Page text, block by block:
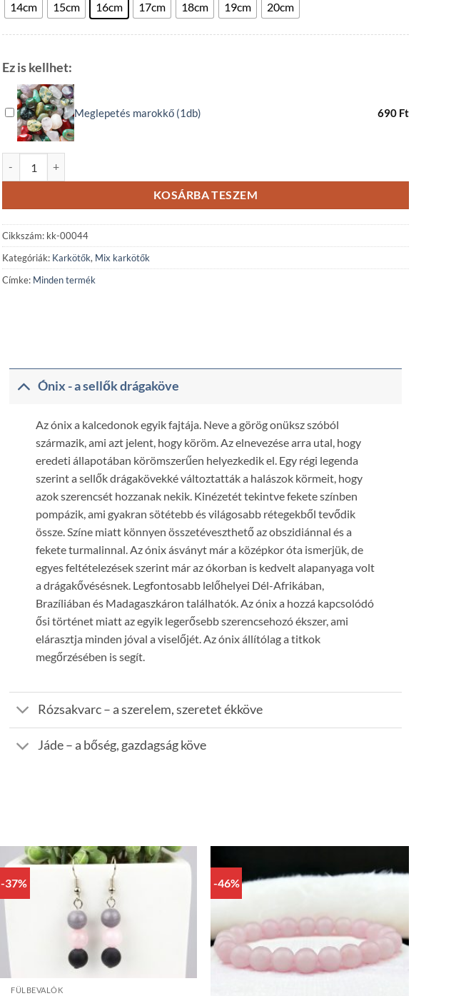
14cm 15cm 16cm 17cm 18cm 19cm 20cm
Ez is kellhet:
Meglepetés marokkő (1db) 690 Ft
KOSÁRBA TESZEM
Cikkszám: kk-00044
Kategóriák: Karkötők, Mix karkötők
Címke: Minden termék
Ónix - a sellők drágaköve
Az ónix a kalcedonok egyik fajtája. Neve a görög onüksz szóból
származik, ami azt jelent, hogy köröm. Az elnevezése arra utal, hogy
eredeti állapotában körömszerűen helyezkedik el. Egy régi legenda
szerint a sellők drágakövekké változtatták a halászok körmeit, hogy
azok szerencsét hozzanak nekik. Kinézetét tekintve fekete színben
pompázik, ami gyakran sötétebb és világosabb rétegekből tevődik
össze. Színe miatt könnyen összetéveszthető az obszidiánnal és a
fekete turmalinnal. Az ónix ásványt már a középkor óta ismerjük, de
egyes feltételezések szerint már az ókorban is kedvelt alapanyaga volt
a drágakővésésnek. Legfontosabb lelőhelyei Dél-Afrikában,
Brazíliában és Madagaszkáron találhatók. Az ónix a hozzá kapcsolódó
ősi történet miatt az egyik legerősebb szerencsehozó ékszer, ami
elárasztja minden jóval a viselőjét. Az ónix állítólag a titkok
megőrzésében is segít.
Rózsakvarc – a szerelem, szeretet ékköve
Jáde – a bőség, gazdagság köve
-37%
FÜLBEVALÓK
-46%